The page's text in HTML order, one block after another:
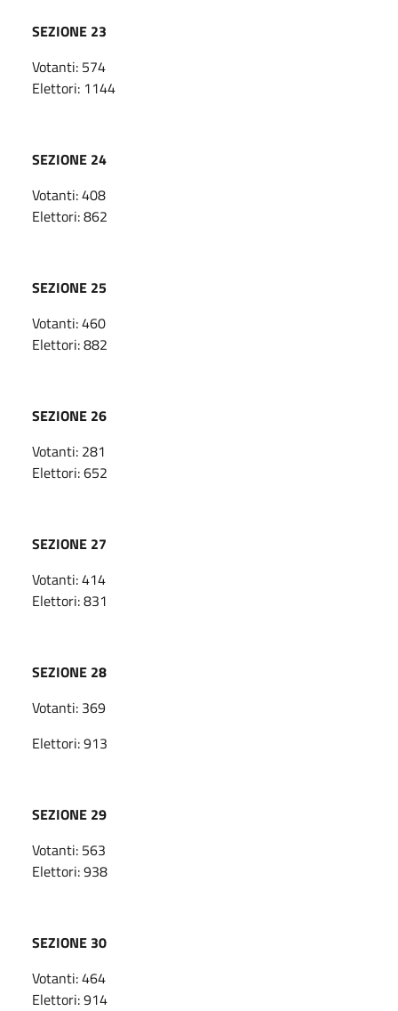
SEZIONE 23
Votanti: 574
Elettori: 1144
SEZIONE 24
Votanti: 408
Elettori: 862
SEZIONE 25
Votanti: 460
Elettori: 882
SEZIONE 26
Votanti: 281
Elettori: 652
SEZIONE 27
Votanti: 414
Elettori: 831
SEZIONE 28
Votanti: 369
Elettori: 913
SEZIONE 29
Votanti: 563
Elettori: 938
SEZIONE 30
Votanti: 464
Elettori: 914